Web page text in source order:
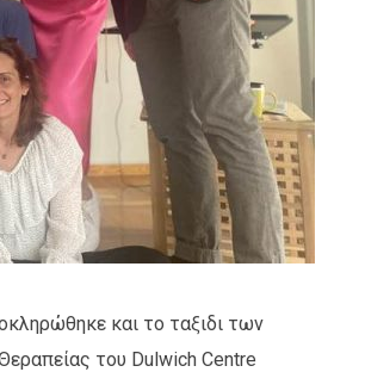
και το ταξιδι των
του Dulwich Centre